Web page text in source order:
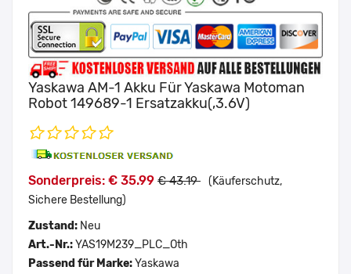
Yaskawa AM-1 Akku Für Yaskawa Motoman
Robot 149689-1 Ersatzakku(,3.6V)
Sonderpreis: € 35.99 € 43.19 (Käuferschutz,
Sichere Bestellung)
Zustand: Neu
Art.-Nr.:YAS19M239_PLC_Oth
Passend für Marke:Yaskawa